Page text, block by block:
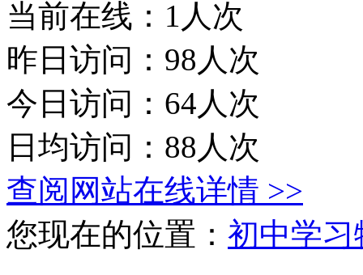
当前在线：1人次
昨日访问：98人次
今日访问：64人次
日均访问：88人次
查阅网站在线详情 >>
您现在的位置： 初中学习